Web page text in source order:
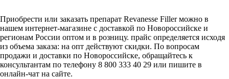
Приобрести или заказать препарат Revanesse Filler можно в
нашем интернет-магазине с доставкой по Новороссийске и
регионам России оптом и в розницу. прайс определяется исходя
из объема заказа: на опт действуют скидки. По вопросам
продажи и доставки по Новороссийске, обращайтесь к
консультантам по телефону 8 800 333 40 29 или пишите в
онлайн-чат на сайте.